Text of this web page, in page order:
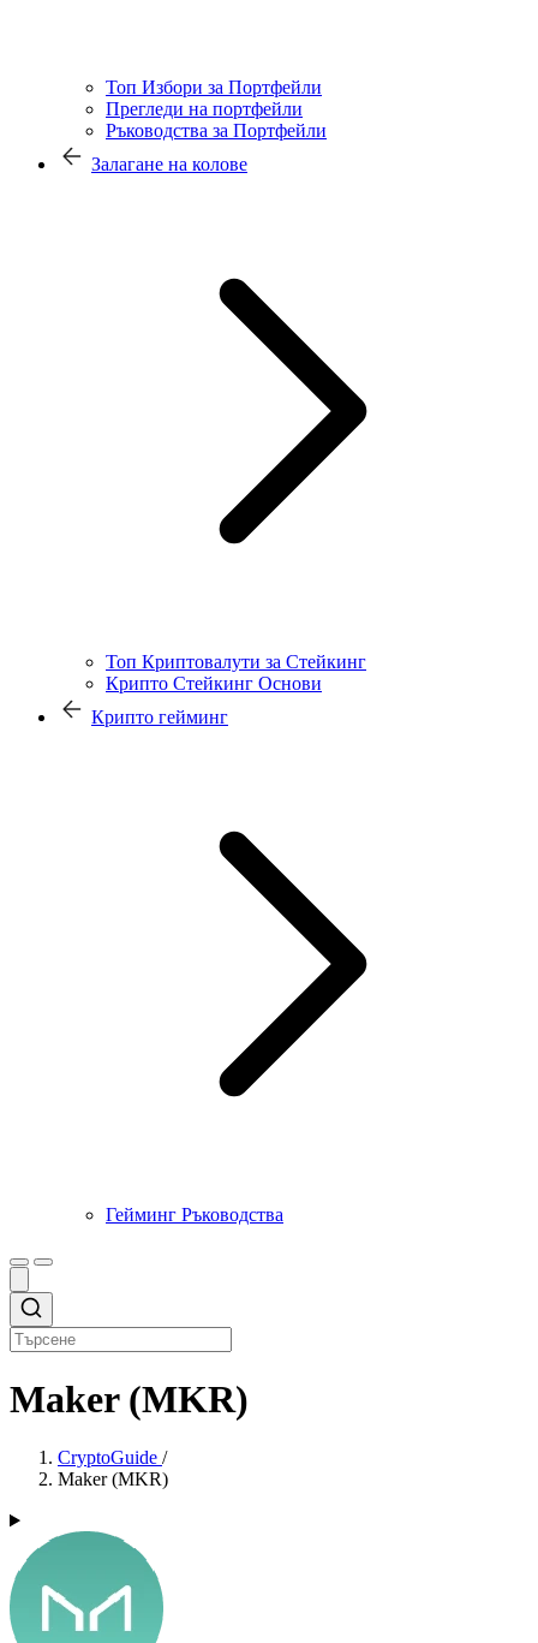
Топ Избори за Портфейли
Прегледи на портфейли
Ръководства за Портфейли
Залагане на колове
Топ Криптовалути за Стейкинг
Крипто Стейкинг Основи
Крипто гейминг
Гейминг Ръководства
Maker (MKR)
CryptoGuide /
Maker (MKR)